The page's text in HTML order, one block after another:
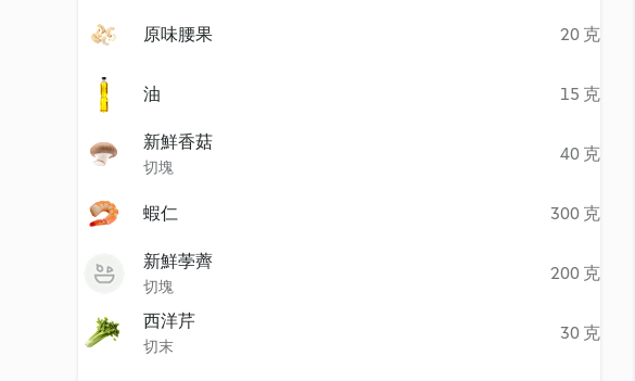
原味腰果 20 克
油 15 克
新鮮香菇
切塊
40 克
蝦仁 300 克
新鮮荸薺
切塊
200 克
西洋芹
切末
30 克